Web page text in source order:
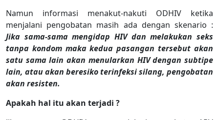
Namun informasi menakut-nakuti ODHIV ketika
menjalani pengobatan masih ada dengan skenario :
Jika sama-sama mengidap HIV dan melakukan seks
tanpa kondom maka kedua pasangan tersebut akan
satu sama lain akan menularkan HIV dengan subtipe
lain, atau akan beresiko terinfeksi silang, pengobatan
akan resisten.
Apakah hal itu akan terjadi ?